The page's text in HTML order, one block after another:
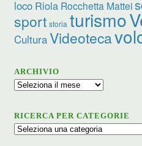
loco Riola Rocchetta Mattei
sport storia turismo
CulturaVideoteca
ARCHIVIO
Archivio
RICERCA PER CATEGORIE
Ricerca